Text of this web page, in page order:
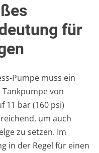
für
Pumpe muss ein
von
11 bar (160 psi)
um auch
zu setzen. Im
in der Regel für einen